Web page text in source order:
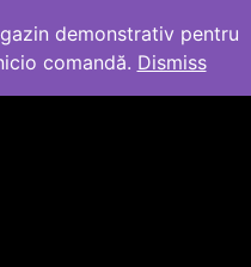
demonstrativ pentru
comandă. Dismiss